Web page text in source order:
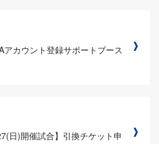
アカウント登録サポートブース
日)開催試合】引換チケット申